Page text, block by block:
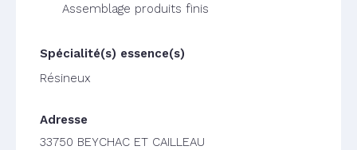
Assemblage produits finis
Résineux
33750 BEYCHAC ET CAILLEAU